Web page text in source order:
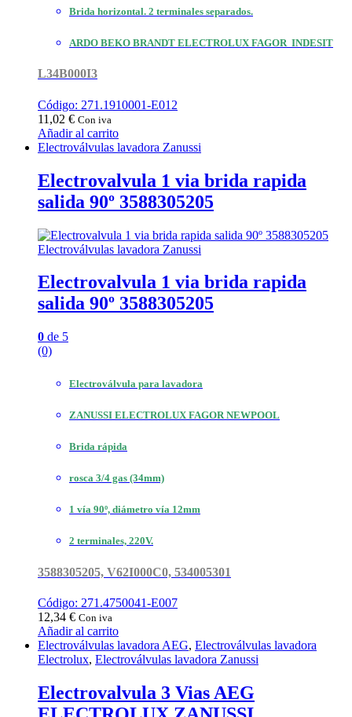
Brida horizontal. 2 terminales separados.
ARDO BEKO BRANDT ELECTROLUX FAGOR INDESIT
L34B000I3
Código: 271.1910001-E012
11,02 € Con iva
Añadir al carrito
Electroválvulas lavadora Zanussi
Electrovalvula 1 via brida rapida
salida 90º 3588305205
Electroválvulas lavadora Zanussi
Electrovalvula 1 via brida rapida
salida 90º 3588305205
0 de 5
(0)
Electroválvula para lavadora
ZANUSSI ELECTROLUX FAGOR NEWPOOL
Brida rápida
rosca 3/4 gas (34mm)
1 vía 90º, diámetro vía 12mm
2 terminales, 220V.
3588305205, V62I000C0, 534005301
Código: 271.4750041-E007
12,34 € Con iva
Añadir al carrito
Electroválvulas lavadora AEG, Electroválvulas lavadora
Electrolux, Electroválvulas lavadora Zanussi
Electrovalvula 3 Vias AEG